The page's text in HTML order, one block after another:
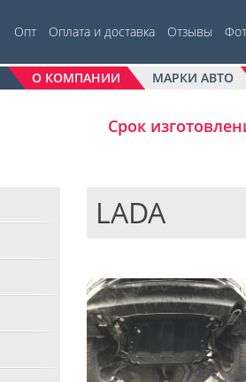
Опт Оплата и доставка Отзывы
О КОМПАНИИ МАРКИ АВТО
Срок
LADA